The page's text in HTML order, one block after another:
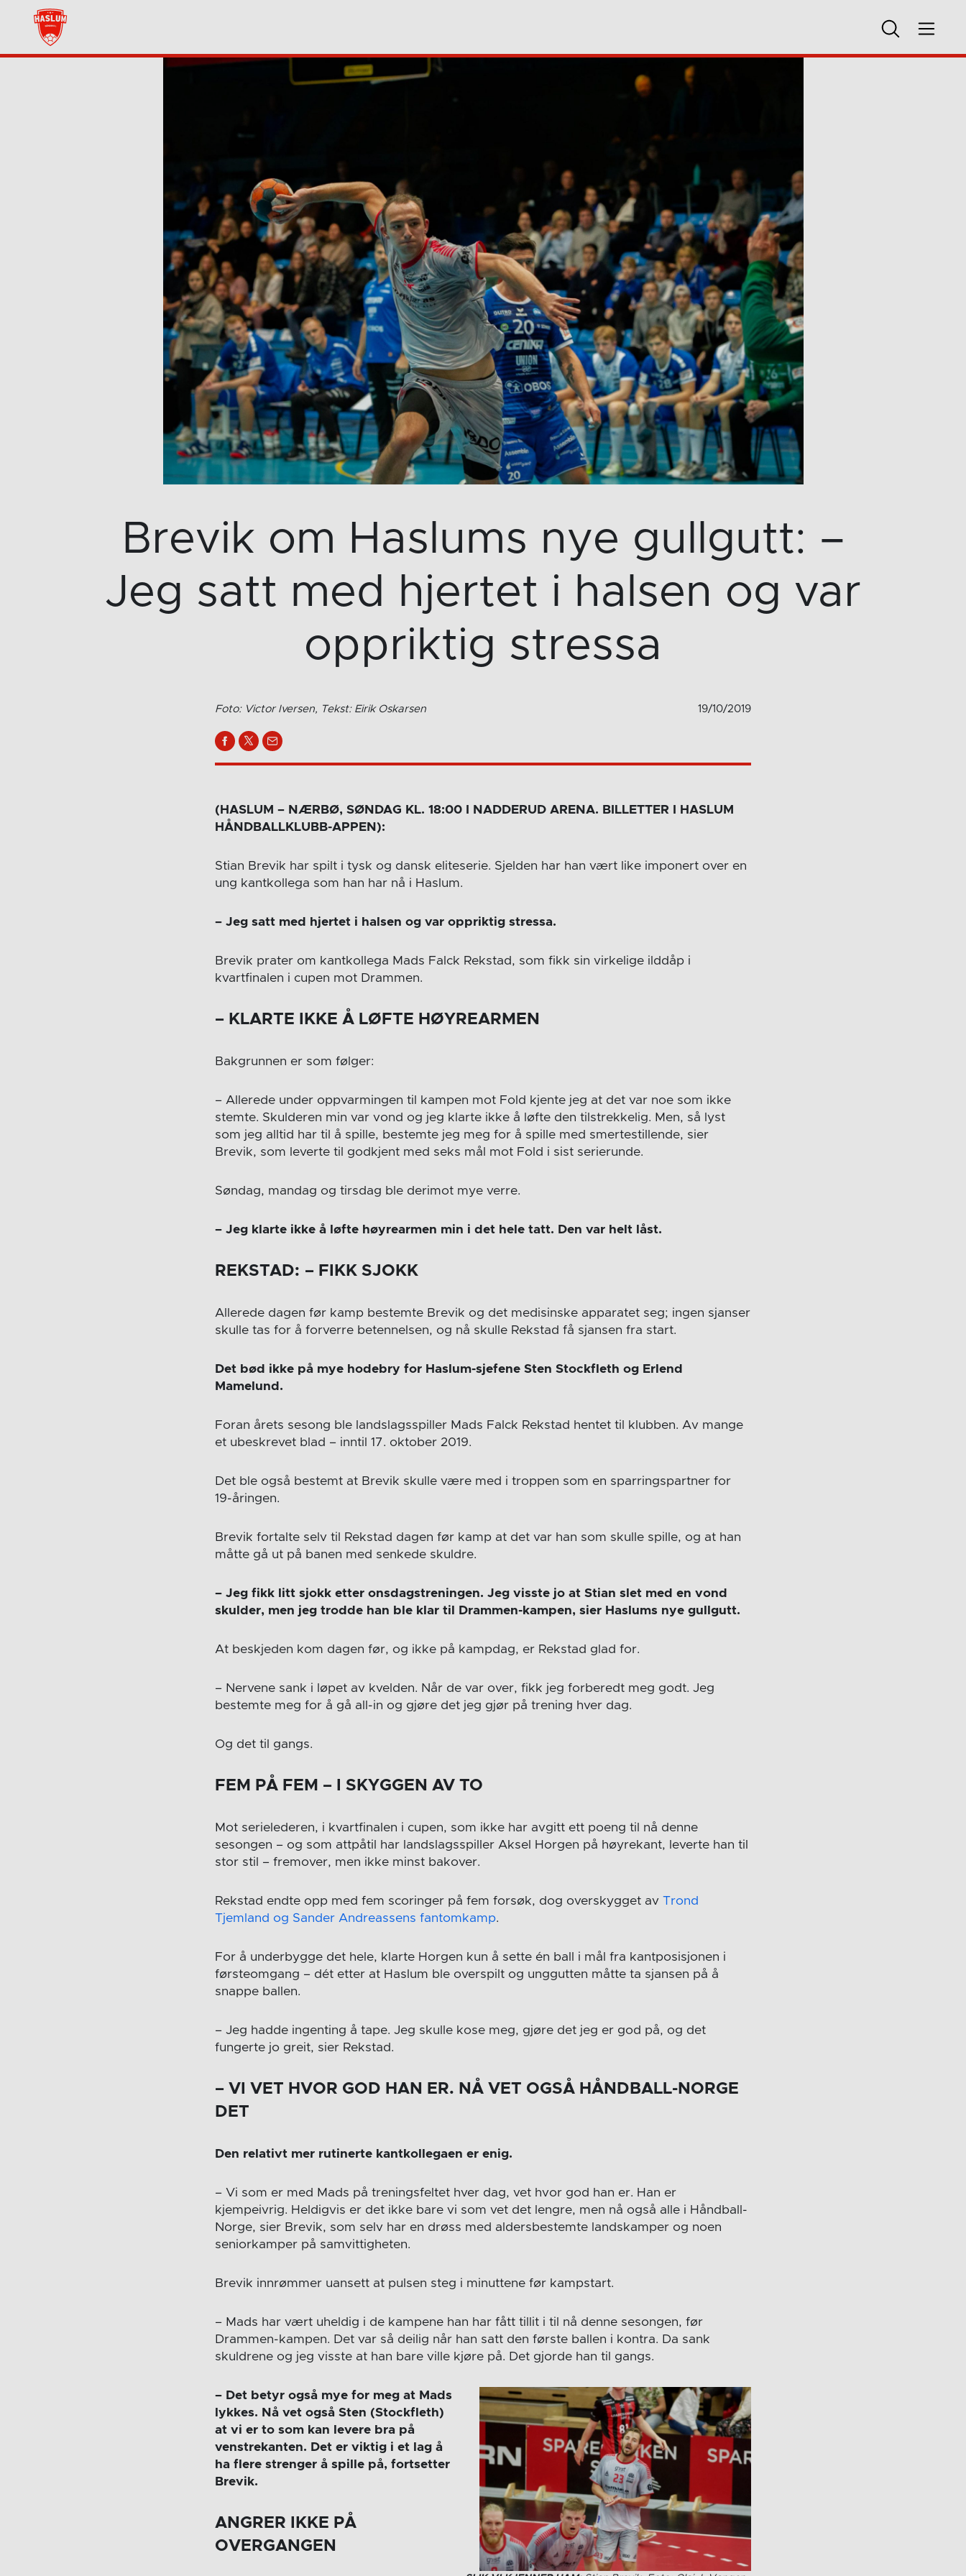
Brevik om Haslums nye gullgutt: –
Jeg satt med hjertet i halsen og var
oppriktig stressa
Foto: Victor Iversen, Tekst: Eirik Oskarsen 19/10/2019
(HASLUM – NÆRBØ, SØNDAG KL. 18:00 I NADDERUD ARENA. BILLETTER I HASLUM
HÅNDBALLKLUBB-APPEN):
Stian Brevik har spilt i tysk og dansk eliteserie. Sjelden har han vært like imponert over en
ung kantkollega som han har nå i Haslum.
– Jeg satt med hjertet i halsen og var oppriktig stressa.
Brevik prater om kantkollega Mads Falck Rekstad, som fikk sin virkelige ilddåp i
kvartfinalen i cupen mot Drammen.
– KLARTE IKKE Å LØFTE HØYREARMEN
Bakgrunnen er som følger:
– Allerede under oppvarmingen til kampen mot Fold kjente jeg at det var noe som ikke
stemte. Skulderen min var vond og jeg klarte ikke å løfte den tilstrekkelig. Men, så lyst
som jeg alltid har til å spille, bestemte jeg meg for å spille med smertestillende, sier
Brevik, som leverte til godkjent med seks mål mot Fold i sist serierunde.
Søndag, mandag og tirsdag ble derimot mye verre.
– Jeg klarte ikke å løfte høyrearmen min i det hele tatt. Den var helt låst.
REKSTAD: – FIKK SJOKK
Allerede dagen før kamp bestemte Brevik og det medisinske apparatet seg; ingen sjanser
skulle tas for å forverre betennelsen, og nå skulle Rekstad få sjansen fra start.
Det bød ikke på mye hodebry for Haslum-sjefene Sten Stockfleth og Erlend
Mamelund.
Foran årets sesong ble landslagsspiller Mads Falck Rekstad hentet til klubben. Av mange
et ubeskrevet blad – inntil 17. oktober 2019.
Det ble også bestemt at Brevik skulle være med i troppen som en sparringspartner for
19-åringen.
Brevik fortalte selv til Rekstad dagen før kamp at det var han som skulle spille, og at han
måtte gå ut på banen med senkede skuldre.
– Jeg fikk litt sjokk etter onsdagstreningen. Jeg visste jo at Stian slet med en vond
skulder, men jeg trodde han ble klar til Drammen-kampen, sier Haslums nye gullgutt.
At beskjeden kom dagen før, og ikke på kampdag, er Rekstad glad for.
– Nervene sank i løpet av kvelden. Når de var over, fikk jeg forberedt meg godt. Jeg
bestemte meg for å gå all-in og gjøre det jeg gjør på trening hver dag.
Og det til gangs.
FEM PÅ FEM – I SKYGGEN AV TO
Mot serielederen, i kvartfinalen i cupen, som ikke har avgitt ett poeng til nå denne
sesongen – og som attpåtil har landslagsspiller Aksel Horgen på høyrekant, leverte han til
stor stil – fremover, men ikke minst bakover.
Rekstad endte opp med fem scoringer på fem forsøk, dog overskygget avTrond
Tjemland og Sander Andreassens fantomkamp.
For å underbygge det hele, klarte Horgen kun å sette én ball i mål fra kantposisjonen i
førsteomgang – dét etter at Haslum ble overspilt og unggutten måtte ta sjansen på å
snappe ballen.
– Jeg hadde ingenting å tape. Jeg skulle kose meg, gjøre det jeg er god på, og det
fungerte jo greit, sier Rekstad.
– VI VET HVOR GOD HAN ER. NÅ VET OGSÅ HÅNDBALL-NORGE
DET
Den relativt mer rutinerte kantkollegaen er enig.
– Vi som er med Mads på treningsfeltet hver dag, vet hvor god han er. Han er
kjempeivrig. Heldigvis er det ikke bare vi som vet det lengre, men nå også alle i Håndball-
Norge, sier Brevik, som selv har en drøss med aldersbestemte landskamper og noen
seniorkamper på samvittigheten.
Brevik innrømmer uansett at pulsen steg i minuttene før kampstart.
– Mads har vært uheldig i de kampene han har fått tillit i til nå denne sesongen, før
Drammen-kampen. Det var så deilig når han satt den første ballen i kontra. Da sank
skuldrene og jeg visste at han bare ville kjøre på. Det gjorde han til gangs.
– Det betyr også mye for meg at Mads
lykkes. Nå vet også Sten (Stockfleth)
at vi er to som kan levere bra på
venstrekanten. Det er viktig i et lag å
ha flere strenger å spille på, fortsetter
Brevik.
ANGRER IKKE PÅ
OVERGANGEN